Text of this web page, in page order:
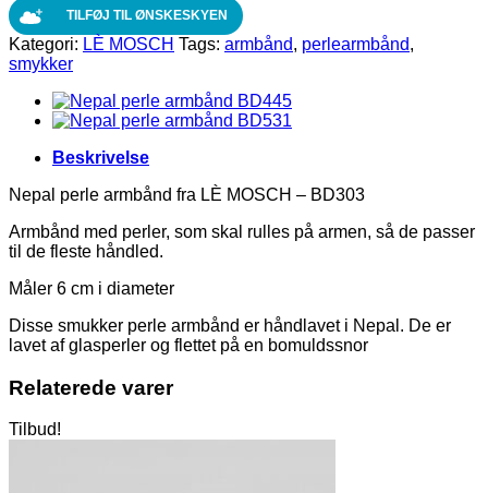
-
BD507
antal
TILFØJ TIL ØNSKESKYEN
Kategori: LÈ MOSCH Tags: armbånd, perlearmbånd,
smykker
Beskrivelse
Nepal perle armbånd fra LÈ MOSCH – BD303
Armbånd med perler, som skal rulles på armen, så de passer
til de fleste håndled.
Måler 6 cm i diameter
Disse smukker perle armbånd er håndlavet i Nepal. De er
lavet af glasperler og flettet på en bomuldssnor
Relaterede varer
Tilbud!